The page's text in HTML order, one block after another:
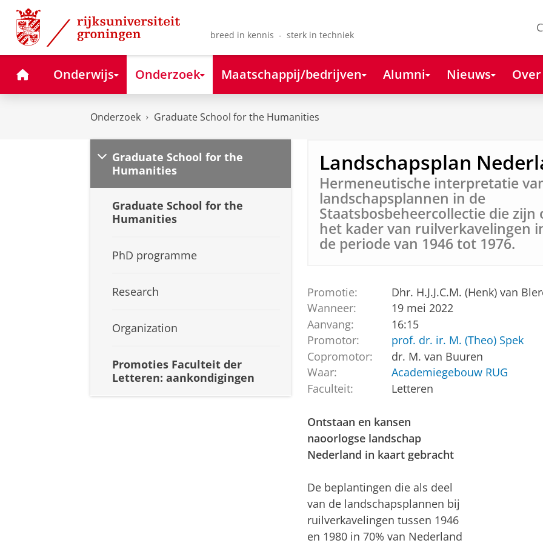
Skip
Content
Skip
Navigation
breed in kennis - sterk in techniek
HomeOnderwijs Onderzoek Maatschappij/bedrijven Alumni Nieuws
Onderzoek Graduate School for the Humanities
Graduate School for the
Humanities
Graduate School for the
Humanities
PhD programme
Research
Organization
Promoties Faculteit der
Letteren: aankondigingen
Landschapsplan
Hermeneutische interpretatie
landschapsplannen in de
Staatsbosbeheercollectie die
het kader van ruilverkavelingen
de periode van 1946 tot 1976.
Promotie:
Dhr. H.J.J.C.M. (Henk) van
Wanneer:
19 mei 2022
Aanvang:
16:15
Promotor:
prof. dr. ir. M. (Theo) Spek
Copromotor:
dr. M. van Buuren
Waar:
Academiegebouw RUG
Faculteit:
Letteren
Ontstaan en kansen
naoorlogse landschap
Nederland in kaart gebracht
De beplantingen die als deel
van de landschapsplannen bij
ruilverkavelingen tussen 1946
en 1980 in 70% van Nederland